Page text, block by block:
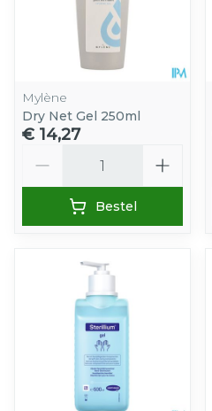
Mylène
Dry Net Gel 250ml
€ 14,27
Bestel